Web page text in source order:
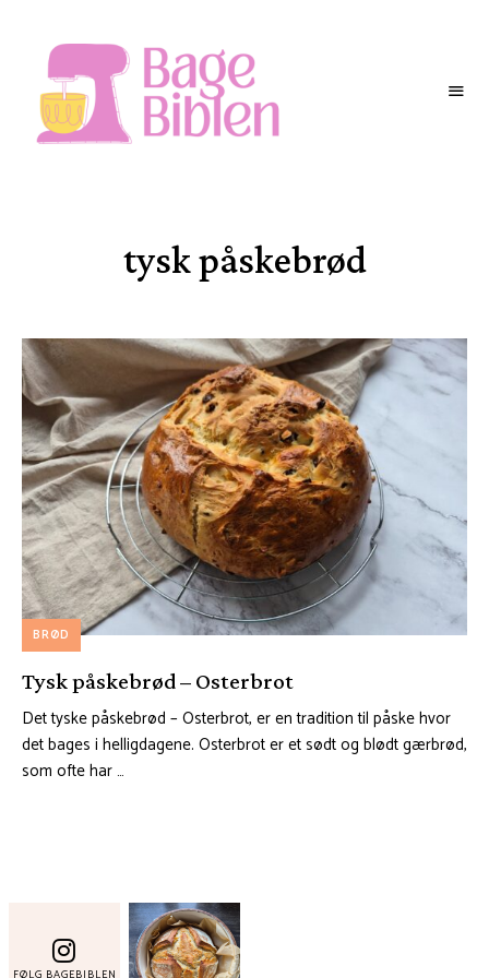
tysk påskebrød
BRØD
Tysk påskebrød – Osterbrot
Det tyske påskebrød – Osterbrot, er en tradition til påske hvor
det bages i helligdagene. Osterbrot er et sødt og blødt gærbrød,
som ofte har …